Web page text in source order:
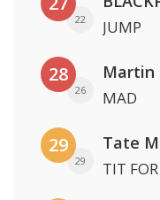
22 JUMP
28
26
Martin
MAD
29
29
Tate
TIT